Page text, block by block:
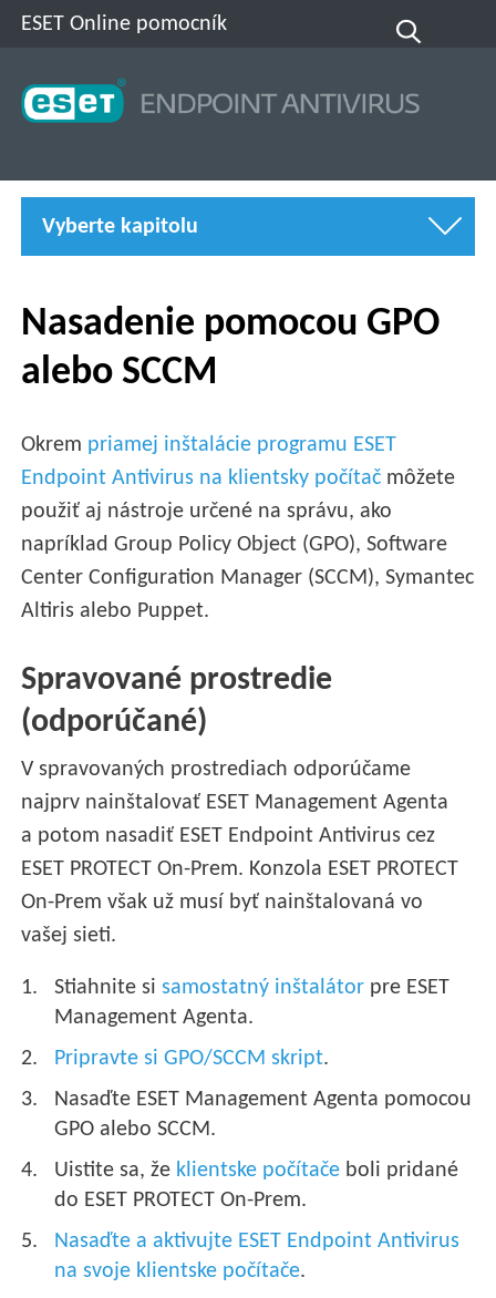
ESET Online pomocník
Vyberte kapitolu
Nasadenie pomocou GPO
alebo SCCM
Okrem priamej inštalácie programu ESET
Endpoint Antivirus na klientsky počítač môžete
použiť aj nástroje určené na správu, ako
napríklad Group Policy Object (GPO), Software
Center Configuration Manager (SCCM), Symantec
Altiris alebo Puppet.
Spravované prostredie
(odporúčané)
V spravovaných prostrediach odporúčame
najprv nainštalovať ESET Management Agenta
a potom nasadiť ESET Endpoint Antivirus cez
ESET PROTECT On-Prem. Konzola ESET PROTECT
On-Prem však už musí byť nainštalovaná vo
vašej sieti.
Stiahnite sisamostatný inštalátor pre ESET
Management Agenta.
Pripravte si GPO/SCCM skript.
Nasaďte ESET Management Agenta pomocou
GPO alebo SCCM.
Uistite sa, že klientske počítače boli pridané
do ESET PROTECT On-Prem.
Nasaďte a aktivujte ESET Endpoint Antivirus
na svoje klientske počítače.